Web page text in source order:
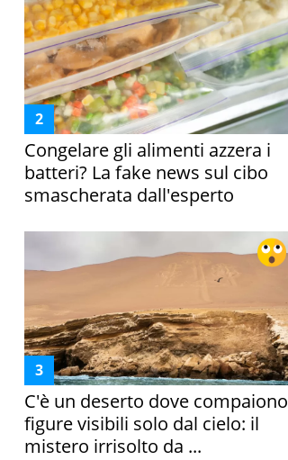
Congelare gli alimenti azzera i
batteri? La fake news sul cibo
smascherata dall'esperto
C'è un deserto dove compaiono
figure visibili solo dal cielo: il
mistero irrisolto da ...